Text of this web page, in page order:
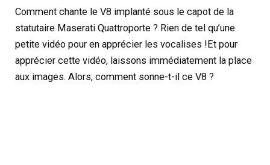
Comment chante le V8 implanté sous le capot de la
statutaire Maserati Quattroporte ? Rien de tel qu’une
petite vidéo pour en apprécier les vocalises ! Et pour
apprécier cette vidéo, laissons immédiatement la place
aux images. Alors, comment sonne-t-il ce V8 ?